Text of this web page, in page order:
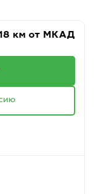
км от МКАД